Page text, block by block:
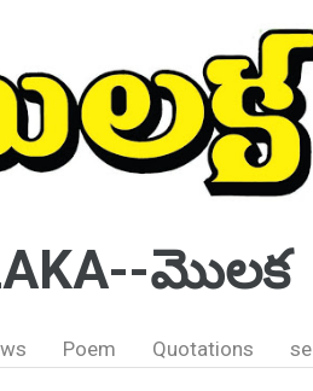
మొలక
Poem Quotations se